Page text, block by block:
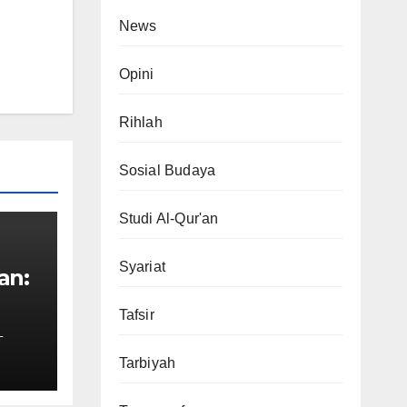
News
Opini
Rihlah
Sosial Budaya
Studi Al-Qur'an
Syariat
Tafsir
Tarbiyah